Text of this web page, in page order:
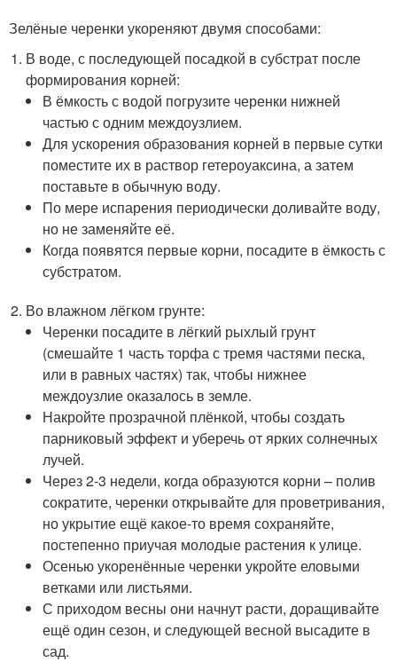
Зелёные черенки укореняют двумя способами:
В воде, с последующей посадкой в субстрат после
формирования корней:
В ёмкость с водой погрузите черенки нижней
частью с одним междоузлием.
Для ускорения образования корней в первые сутки
поместите их в раствор гетероуаксина, а затем
поставьте в обычную воду.
По мере испарения периодически доливайте воду,
но не заменяйте её.
Когда появятся первые корни, посадите в ёмкость с
субстратом.
Во влажном лёгком грунте:
Черенки посадите в лёгкий рыхлый грунт
(смешайте 1 часть торфа с тремя частями песка,
или в равных частях) так, чтобы нижнее
междоузлие оказалось в земле.
Накройте прозрачной плёнкой, чтобы создать
парниковый эффект и уберечь от ярких солнечных
лучей.
Через 2-3 недели, когда образуются корни – полив
сократите, черенки открывайте для проветривания,
но укрытие ещё какое-то время сохраняйте,
постепенно приучая молодые растения к улице.
Осенью укоренённые черенки укройте еловыми
ветками или листьями.
С приходом весны они начнут расти, доращивайте
ещё один сезон, и следующей весной высадите в
сад.